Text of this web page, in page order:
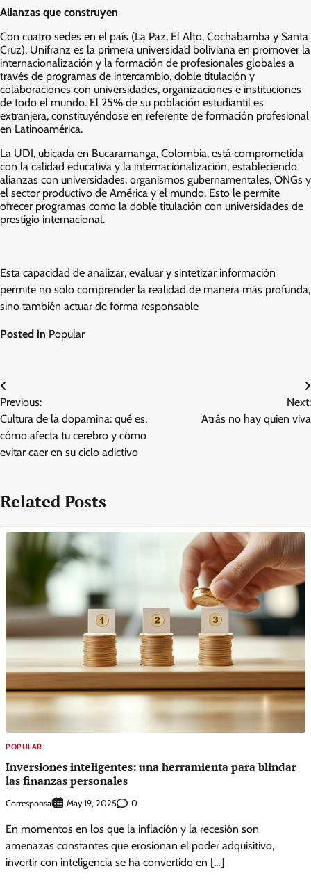
Alianzas que construyen
Con cuatro sedes en el país (La Paz, El Alto, Cochabamba y Santa
Cruz), Unifranz es la primera universidad boliviana en promover la
internacionalización y la formación de profesionales globales a
través de programas de intercambio, doble titulación y
colaboraciones con universidades, organizaciones e instituciones
de todo el mundo. El 25% de su población estudiantil es
extranjera, constituyéndose en referente de formación profesional
en Latinoamérica.
La UDI, ubicada en Bucaramanga, Colombia, está comprometida
con la calidad educativa y la internacionalización, estableciendo
alianzas con universidades, organismos gubernamentales, ONGs y
el sector productivo de América y el mundo. Esto le permite
ofrecer programas como la doble titulación con universidades de
prestigio internacional.
Esta capacidad de analizar, evaluar y sintetizar información
permite no solo comprender la realidad de manera más profunda,
sino también actuar de forma responsable
Posted in Popular
Post
navigation
Previous:
Cultura de la dopamina: qué es,
cómo afecta tu cerebro y cómo
evitar caer en su ciclo adictivo
Next:
Atrás no hay quien viva
Related Posts
POPULAR
Inversiones inteligentes: una herramienta para blindar
las finanzas personales
Corresponsal May 19, 2025 0
En momentos en los que la inflación y la recesión son
amenazas constantes que erosionan el poder adquisitivo,
invertir con inteligencia se ha convertido en […]